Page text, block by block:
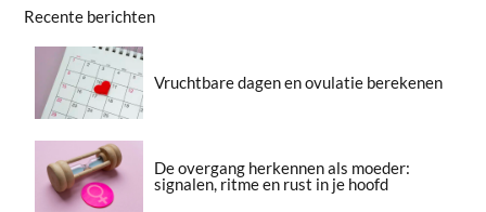
Recente berichten
Vruchtbare dagen en ovulatie berekenen
De overgang herkennen als moeder:
signalen, ritme en rust in je hoofd